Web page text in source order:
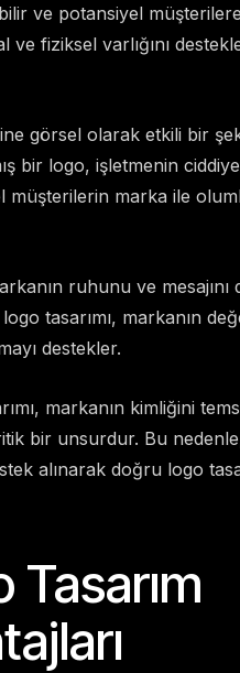
ve potansiyel
ve fiziksel varlığını
görsel olarak etkili bir
bir logo, işletmenin
marka ile
ruhunu ve
tasarımı, markanın
destekler.
markanın kimliğini
bir unsurdur. Bu
alınarak doğru logo